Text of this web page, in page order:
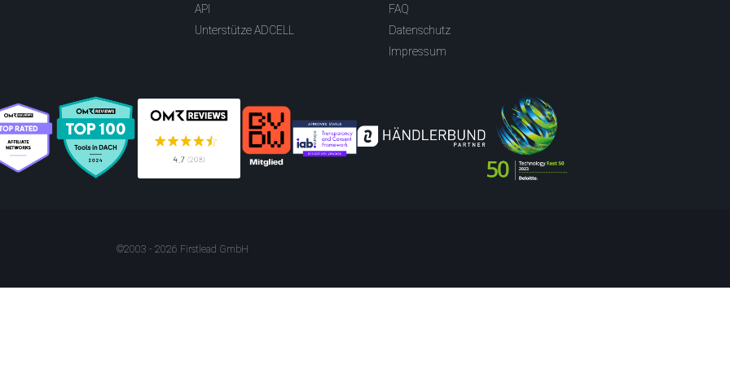
API
Unterstütze ADCELL
FAQ
Datenschutz
Impressum
©2003 - 2026 Firstlead GmbH